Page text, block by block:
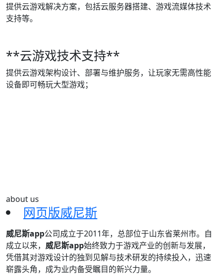
提供云游戏解决方案，包括云服务器搭建、游戏流媒体技术
支持等。
**云游戏技术支持**
提供云游戏架构设计、部署与维护服务，让玩家无需高性能
设备即可畅玩大型游戏；
about us
网页版威尼斯
威尼斯app公司成立于2011年，总部位于山东省莱州市。自
成立以来， 威尼斯app始终致力于游戏产业的创新与发展，
凭借其对游戏设计的独到见解与技术研发的持续投入，迅速
崭露头角，成为业内备受瞩目的新兴力量。